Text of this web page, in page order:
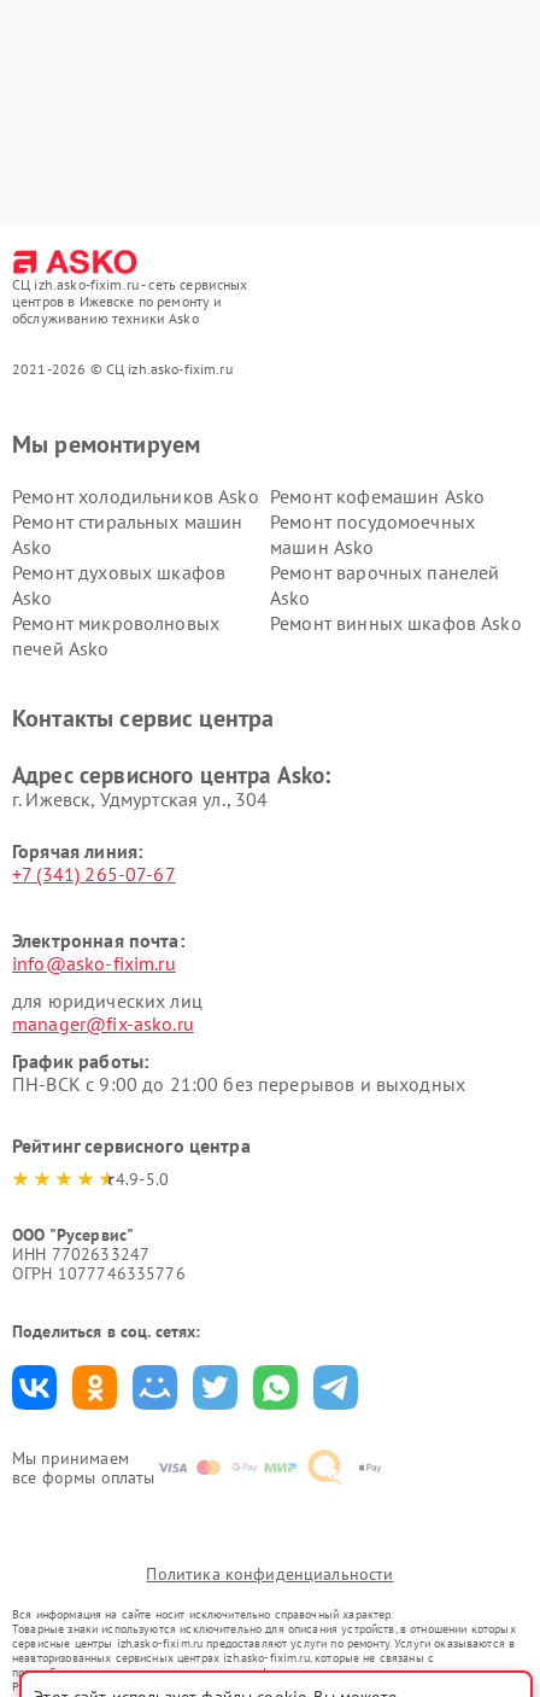
СЦ izh.asko-fixim.ru - сеть сервисных
центров в Ижевске по ремонту и
обслуживанию техники Asko
2021-2026 © СЦ izh.asko-fixim.ru
Мы принимаем
все формы оплаты
Мы ремонтируем
Ремонт холодильников Asko Ремонт кофемашин Asko
Ремонт стиральных машин
Asko
Ремонт посудомоечных
машин Asko
Ремонт духовых шкафов
Asko
Ремонт варочных панелей
Asko
Ремонт микроволновых
печей Asko
Ремонт винных шкафов Asko
Ремонт подогревателей
Ремонт промышленных
Asko
Контакты сервис центра
Адрес сервисного центра Asko:
г. Ижевск, Удмуртская ул., 304
Горячая линия:
+7 (341) 265-07-67
Электронная почта:
info@asko-fixim.ru
для юридических лиц
manager@fix-asko.ru
График работы:
ПН-ВСК с 9:00 до 21:00 без перерывов и выходных
Рейтинг сервисного центра
4.9-5.0
ООО "Русервис"
ИНН 7702633247
ОГРН 1077746335776
Поделиться в соц. сетях:
Политика конфиденциальности
Вся информация на сайте носит исключительно справочный характер.
Товарные знаки используются исключительно для описания устройств, в отношении которых
сервисные центры izh.asko-fixim.ru предоставляют услуги по ремонту. Услуги оказываются в
неавторизованных сервисных центрах izh.asko-fixim.ru, которые не связаны с
правообладателями товарных знаков или их официальными представителями.
Ремонт осуществляется для устройств, уже введенных в гражданский оборот в соответствии